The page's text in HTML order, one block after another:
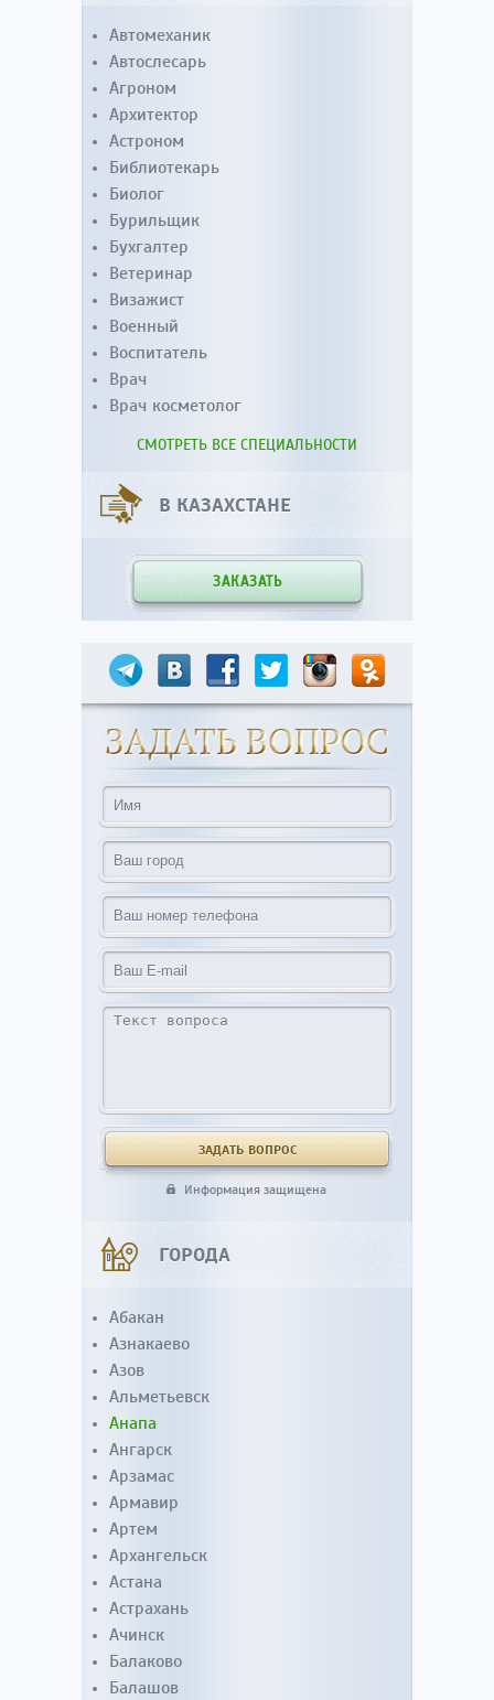
Автомеханик
Автослесарь
Агроном
Архитектор
Астроном
Библиотекарь
Биолог
Бурильщик
Бухгалтер
Ветеринар
Визажист
Военный
Воспитатель
Врач
Врач косметолог
СМОТРЕТЬ ВСЕ СПЕЦИАЛЬНОСТИ
В КАЗАХСТАНЕ
ЗАКАЗАТЬ
Информация защищена
ГОРОДА
Абакан
Азнакаево
Азов
Альметьевск
Анапа
Ангарск
Арзамас
Армавир
Артем
Архангельск
Астана
Астрахань
Ачинск
Балаково
Балашов